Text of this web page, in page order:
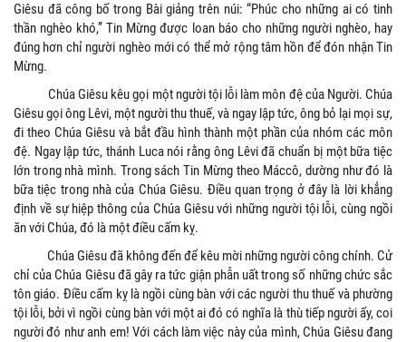
Giêsu đã công bố trong Bài giảng trên núi: “Phúc cho những ai có tinh
thần nghèo khó,” Tin Mừng được loan báo cho những người nghèo, hay
đúng hơn chỉ người nghèo mới có thể mở rộng tâm hồn để đón nhận Tin
Mừng.
Chúa Giêsu kêu gọi một người tội lỗi làm môn đệ của Người. Chúa
Giêsu gọi ông Lêvi, một người thu thuế, và ngay lập tức, ông bỏ lại mọi sự,
đi theo Chúa Giêsu và bắt đầu hình thành một phần của nhóm các môn
đệ. Ngay lập tức, thánh Luca nói rằng ông Lêvi đã chuẩn bị một bữa tiệc
lớn trong nhà mình. Trong sách Tin Mừng theo Máccô, dường như đó là
bữa tiệc trong nhà của Chúa Giêsu. Điều quan trọng ở đây là lời khẳng
định về sự hiệp thông của Chúa Giêsu với những người tội lỗi, cùng ngồi
ăn với Chúa, đó là một điều cấm kỵ.
Chúa Giêsu đã không đến để kêu mời những người công chính. Cử
chỉ của Chúa Giêsu đã gây ra tức giận phẫn uất trong số những chức sắc
tôn giáo. Điều cấm kỵ là ngồi cùng bàn với các người thu thuế và phường
tội lỗi, bởi vì ngồi cùng bàn với một ai đó có nghĩa là thù tiếp người ấy, coi
người đó như anh em! Với cách làm việc này của mình, Chúa Giêsu đang